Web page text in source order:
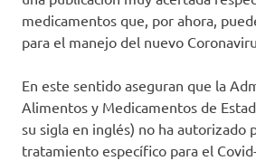
medicamentos que, por ahora,
para el manejo del nuevo
En este sentido aseguran que la
Alimentos y Medicamentos de
su sigla en inglés) no ha autorizado
tratamiento específico para el